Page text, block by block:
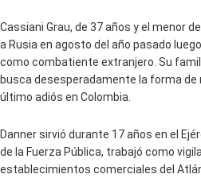
Cassiani Grau, de 37 años y el menor
a Rusia en agosto del año pasado
como combatiente extranjero. Su
busca desesperadamente la forma de
último adiós en Colombia.
Danner sirvió durante 17 años en el
de la Fuerza Pública, trabajó como
establecimientos comerciales del